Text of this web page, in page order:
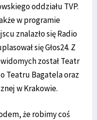
oddziału TVP.
w programie
znalazło się Radio
się Głos24. Z
został Teatr
Teatru Bagatela oraz
w Krakowie.
że robimy coś